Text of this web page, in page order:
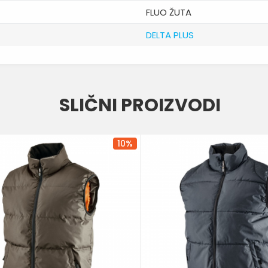
FLUO ŽUTA
DELTA PLUS
SLIČNI PROIZVODI
10%